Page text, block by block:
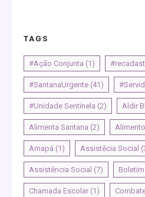
TAGS
#Ação Conjunta (1)
#SantanaUrgente (41)
#Unidade Sentinela (2) Aldir
Alimenta Santana (2)
Amapá (1) Assistêcia Social
Assistência Social (7) Boletim
Chamada Escolar (1)